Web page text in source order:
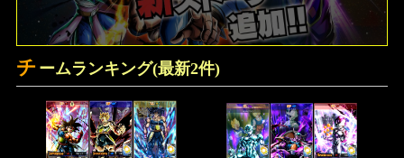
チ ームランキング(最新2件)